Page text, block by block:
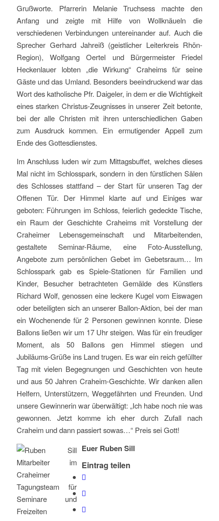
Grußworte. Pfarrerin Melanie Truchsess machte den
Anfang und zeigte mit Hilfe von Wollknäueln die
verschiedenen Verbindungen untereinander auf. Auch die
Sprecher Gerhard Jahreiß (geistlicher Leiterkreis Rhön-
Region), Wolfgang Oertel und Bürgermeister Friedel
Heckenlauer lobten „die Wirkung“ Craheims für seine
Gäste und das Umland. Besonders beeindruckend war das
Wort des katholische Pfr. Daigeler, in dem er die Wichtigkeit
eines starken Christus-Zeugnisses in unserer Zeit betonte,
bei der alle Christen mit ihren unterschiedlichen Gaben
zum Ausdruck kommen. Ein ermutigender Appell zum
Ende des Gottesdienstes.
Im Anschluss luden wir zum Mittagsbuffet, welches dieses
Mal nicht im Schlosspark, sondern in den fürstlichen Sälen
des Schlosses stattfand – der Start für unseren Tag der
Offenen Tür. Der Himmel klarte auf und Einiges war
geboten: Führungen im Schloss, feierlich gedeckte Tische,
ein Raum der Geschichte Craheims mit Vorstellung der
Craheimer Lebensgemeinschaft und Mitarbeitenden,
gestaltete Seminar-Räume, eine Foto-Ausstellung,
Angebote zum persönlichen Gebet im Gebetsraum… Im
Schlosspark gab es Spiele-Stationen für Familien und
Kinder, Besucher betrachteten Gemälde des Künstlers
Richard Wolf, genossen eine leckere Kugel vom Eiswagen
oder beteiligten sich an unserer Ballon-Aktion, bei der man
ein Wochenende für 2 Personen gewinnen konnte. Diese
Ballons ließen wir um 17 Uhr steigen. Was für ein freudiger
Moment, als 50 Ballons gen Himmel stiegen und
Jubiläums-Grüße ins Land trugen. Es war ein reich gefüllter
Tag mit vielen Begegnungen und Geschichten von heute
und aus 50 Jahren Craheim-Geschichte. Wir danken allen
Helfern, Unterstützern, Weggefährten und Freunden. Und
unsere Gewinnerin war überwältigt: „Ich habe noch nie was
gewonnen. Jetzt komme ich eher durch Zufall nach
Craheim und dann passiert sowas…“ Preis sei Gott!
Euer Ruben Sill
Eintrag teilen